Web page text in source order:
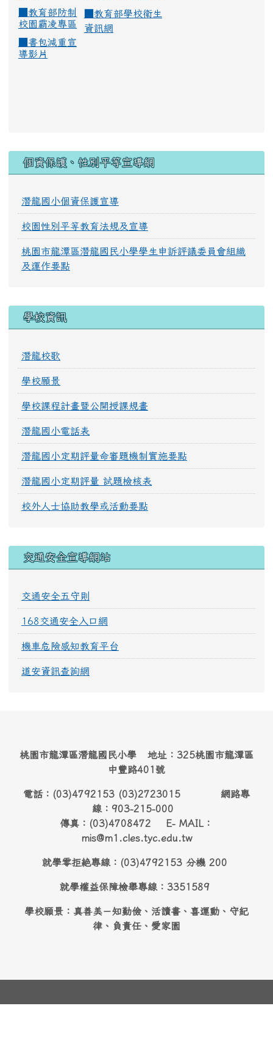
教育部防制
校園霸凌專區
教育部學校衛生
資訊網
書包減重宣
導影片
個資保護、性別平等宣導網
潛龍國小個資保護宣導
校園性別平等教育法規及宣導
桃園市龍潭區潛龍國民小學學生申訴評議委員會組織
及運作要點
學校資訊
潛龍校歌
學校願景
學校課程計畫暨公開授課規畫
潛龍國小電話表
潛龍國小定期評量命審題機制實施要點
潛龍國小定期評量 試題檢核表
校外人士協助教學或活動要點
交通安全宣導網站
交通安全五守則
168交通安全入口網
機車危險感知教育平台
道安資訊查詢網
桃園市龍潭區潛龍國民小學 地址：325桃園市龍潭區
中豐路401號
電話：(03)4792153 (03)2723015 網路專
線：903-215-000
傳真：(03)4708472 E- MAIL：
mis@m1.cles.tyc.edu.tw
就學零拒絶專線：(03)4792153 分機 200
就學權益保障檢舉專線：3351589
學校願景：真善美－知勤儉、活讀書、喜運動、守紀
律、負責任、愛家園